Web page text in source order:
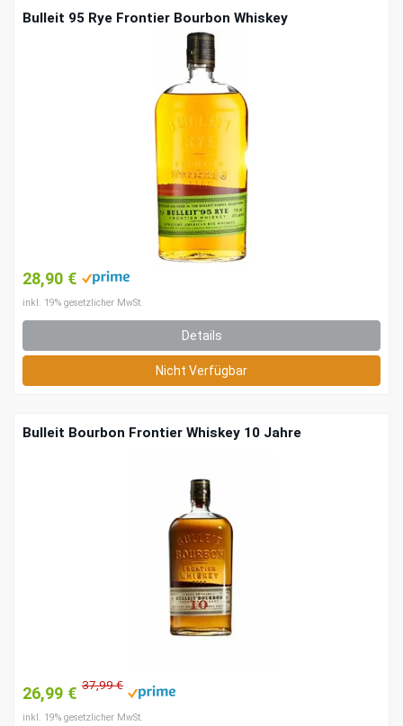
Bulleit 95 Rye Frontier Bourbon Whiskey
28,90 €
inkl. 19% gesetzlicher MwSt.
Details
Nicht Verfügbar
Bulleit Bourbon Frontier Whiskey 10 Jahre
26,99 € 37,99 €
inkl. 19% gesetzlicher MwSt.